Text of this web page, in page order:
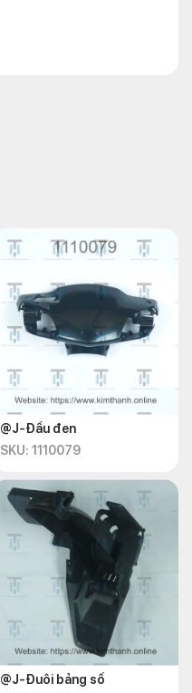
@J-Đầu đen
SKU: 1110079
@J-Đuôi bảng số